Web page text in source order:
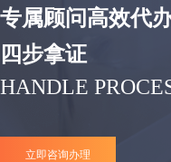
专属顾问高效代
四步拿证
HANDLE
立即咨询办理